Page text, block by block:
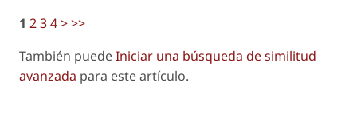
1 234>>>
También puedeIniciar una búsqueda de similitud
avanzada para este artículo.